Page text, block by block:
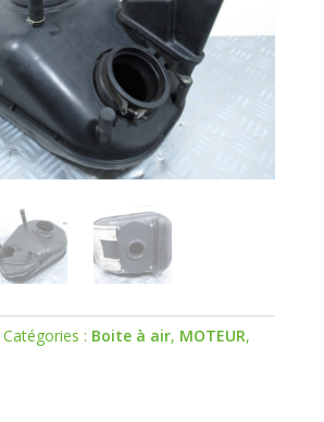
Catégories : Boite à air, MOTEUR,